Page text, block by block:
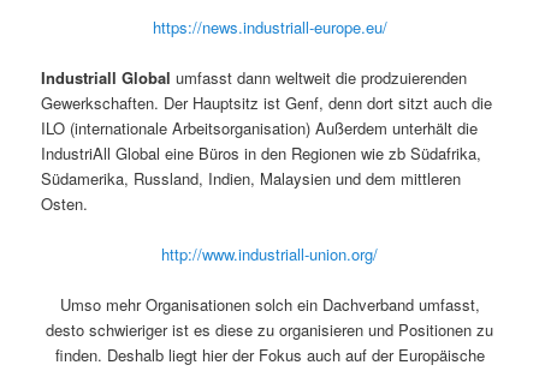
https://news.industriall-europe.eu/
Industriall Global umfasst dann weltweit die prodzuierenden
Gewerkschaften. Der Hauptsitz ist Genf, denn dort sitzt auch die
ILO (internationale Arbeitsorganisation) Außerdem unterhält die
IndustriAll Global eine Büros in den Regionen wie zb Südafrika,
Südamerika, Russland, Indien, Malaysien und dem mittleren
Osten.
http://www.industriall-union.org/
Umso mehr Organisationen solch ein Dachverband umfasst,
desto schwieriger ist es diese zu organisieren und Positionen zu
finden. Deshalb liegt hier der Fokus auch auf der Europäische